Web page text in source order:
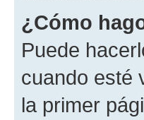
¿Cómo
Puede
cuando esté
la primer